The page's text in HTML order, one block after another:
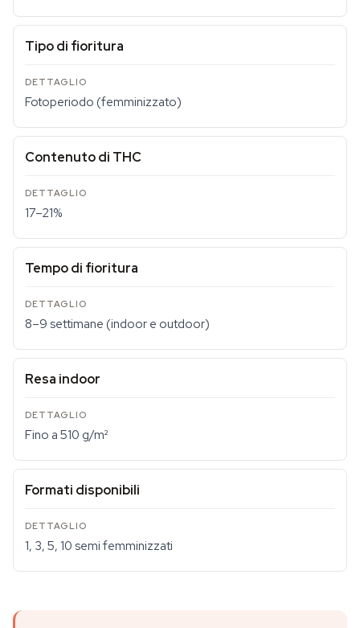
Tipo di fioritura
Fotoperiodo (femminizzato)
Contenuto di THC
17–21%
Tempo di fioritura
8–9 settimane (indoor e outdoor)
Resa indoor
Fino a 510 g/m²
Formati disponibili
1, 3, 5, 10 semi femminizzati